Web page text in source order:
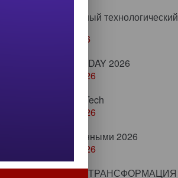
III Международный технологический
8 сентября 2026
TEAM LEAD TODAY 2026
10 сентября 2026
Форум ProcessTech
18 сентября 2026
Управление данными 2026
24 сентября 2026
HR TECH + ИИ ТРАНСФОРМАЦИЯ